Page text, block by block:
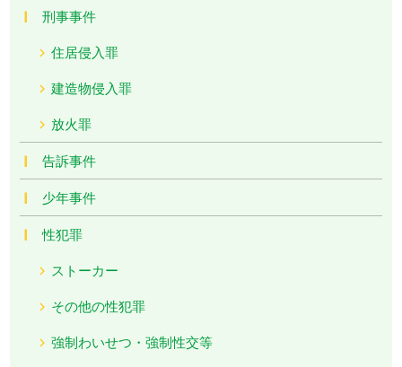
刑事事件
住居侵入罪
建造物侵入罪
放火罪
告訴事件
少年事件
性犯罪
ストーカー
その他の性犯罪
強制わいせつ・強制性交等